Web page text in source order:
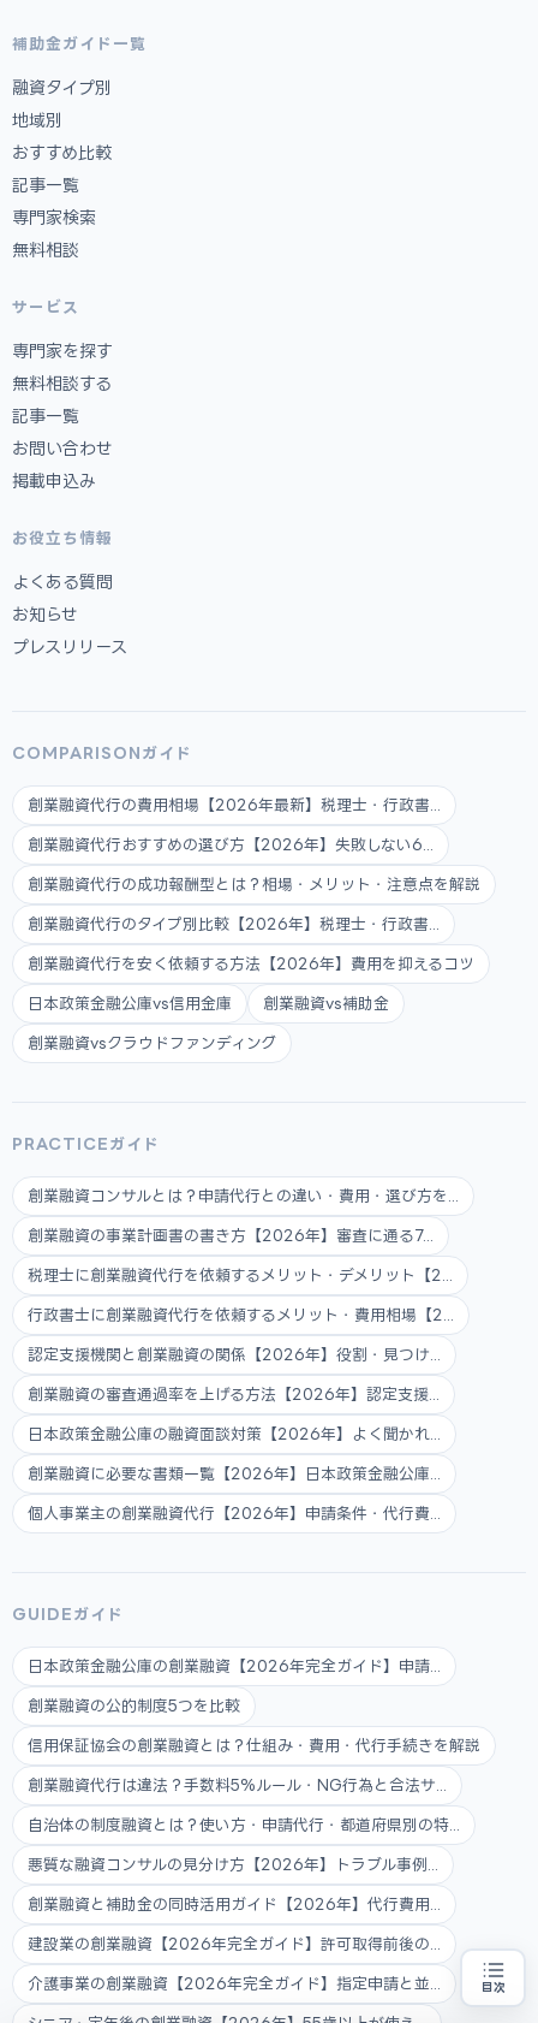
目次
創業融資の代行をお探しの方
専門家に無料相談する
地域・業種から選べる
お近くの専門家を探す
補助金ガイド一覧
融資タイプ別
地域別
おすすめ比較
記事一覧
専門家検索
無料相談
サービス
専門家を探す
無料相談する
記事一覧
お問い合わせ
掲載申込み
お役立ち情報
よくある質問
お知らせ
プレスリリース
COMPARISONガイド
創業融資代行の費用相場【2026年最新】税理士・行政書...
創業融資代行おすすめの選び方【2026年】失敗しない6...
創業融資代行の成功報酬型とは？相場・メリット・注意点を解説
創業融資代行のタイプ別比較【2026年】税理士・行政書...
創業融資代行を安く依頼する方法【2026年】費用を抑えるコツ
日本政策金融公庫vs信用金庫 創業融資vs補助金
創業融資vsクラウドファンディング
PRACTICEガイド
創業融資コンサルとは？申請代行との違い・費用・選び方を...
創業融資の事業計画書の書き方【2026年】審査に通る7...
税理士に創業融資代行を依頼するメリット・デメリット【2...
行政書士に創業融資代行を依頼するメリット・費用相場【2...
認定支援機関と創業融資の関係【2026年】役割・見つけ...
創業融資の審査通過率を上げる方法【2026年】認定支援...
日本政策金融公庫の融資面談対策【2026年】よく聞かれ...
創業融資に必要な書類一覧【2026年】日本政策金融公庫...
個人事業主の創業融資代行【2026年】申請条件・代行費...
GUIDEガイド
日本政策金融公庫の創業融資【2026年完全ガイド】申請...
創業融資の公的制度5つを比較
信用保証協会の創業融資とは？仕組み・費用・代行手続きを解説
創業融資代行は違法？手数料5%ルール・NG行為と合法サ...
自治体の制度融資とは？使い方・申請代行・都道府県別の特...
悪質な融資コンサルの見分け方【2026年】トラブル事例...
創業融資と補助金の同時活用ガイド【2026年】代行費用...
建設業の創業融資【2026年完全ガイド】許可取得前後の...
介護事業の創業融資【2026年完全ガイド】指定申請と並...